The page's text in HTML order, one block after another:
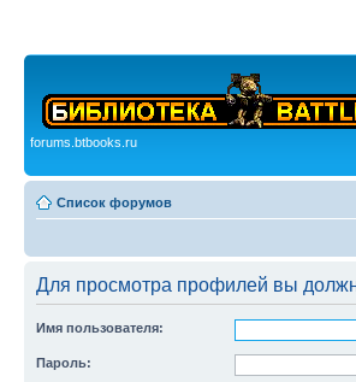
forums.btbooks.ru
Список форумов
Для просмотра профилей вы
Имя пользователя:
Пароль: